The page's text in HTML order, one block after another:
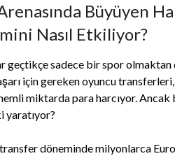
Büyüyen
Nasıl Etkiliyor?
geçtikçe sadece bir spor olmaktan
için gereken oyuncu
miktarda para harcıyor. Ancak
yaratıyor?
döneminde milyonlarca